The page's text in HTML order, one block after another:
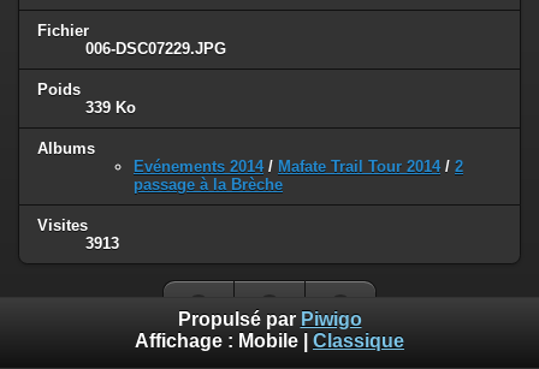
Fichier
006-DSC07229.JPG
Poids
339 Ko
Albums
Evénements 2014/ Mafate Trail Tour 2014/ 2
passage à la Brèche
Visites
3913
Propulsé par Piwigo
Affichage : Mobile Classique